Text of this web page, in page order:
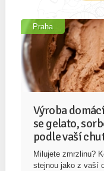
Výroba
se gelato,
podle vaší
Milujete zmrzlinu?
stejnou jako z vaší
Praha